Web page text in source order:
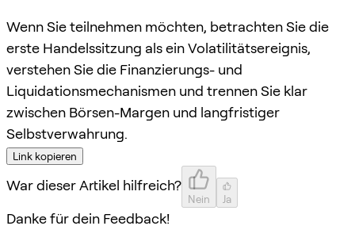
Wenn Sie teilnehmen möchten, betrachten Sie die
erste Handelssitzung als ein Volatilitätsereignis,
verstehen Sie die Finanzierungs- und
Liquidationsmechanismen und trennen Sie klar
zwischen Börsen-Margen und langfristiger
Selbstverwahrung.
Link kopieren
War dieser Artikel hilfreich?
Nein Ja
Danke für dein Feedback!